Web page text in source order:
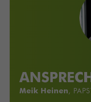
Meik Heinen,